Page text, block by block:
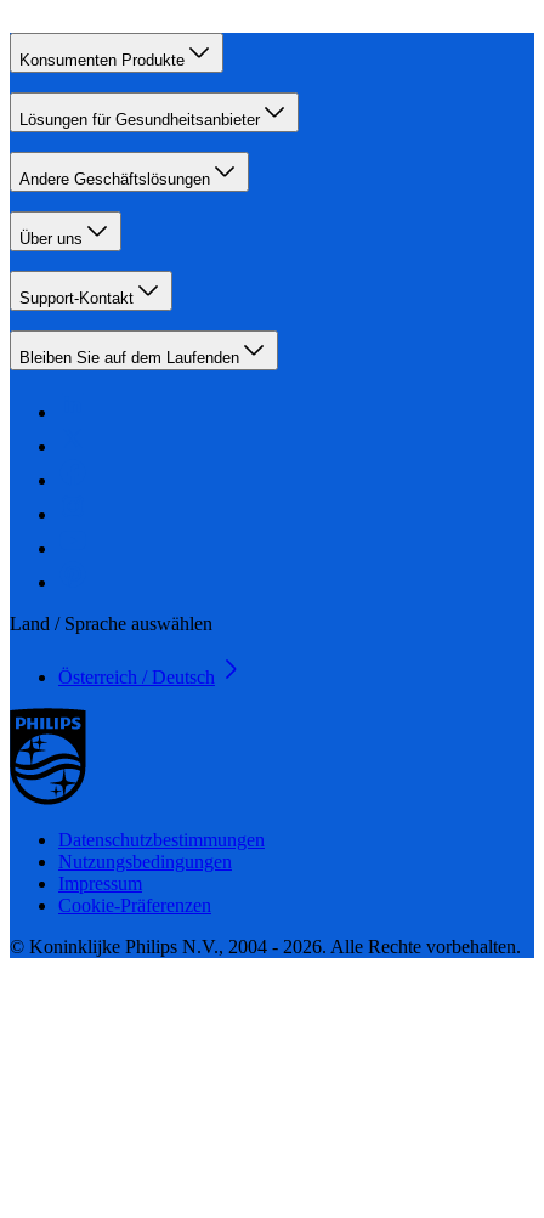
Konsumenten Produkte
Lösungen für Gesundheitsanbieter
Andere Geschäftslösungen
Über uns
Support-Kontakt
Bleiben Sie auf dem Laufenden
Land / Sprache auswählen
Österreich / Deutsch
Datenschutzbestimmungen
Nutzungsbedingungen
Impressum
Cookie-Präferenzen
© Koninklijke Philips N.V., 2004 - 2026. Alle Rechte vorbehalten.